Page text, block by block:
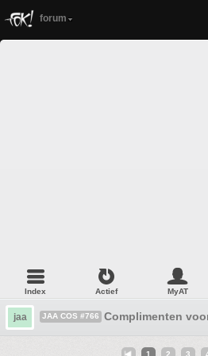
forum
Index Actief MyAT
jaa JAA COS #766 Complimenten
1 2 3